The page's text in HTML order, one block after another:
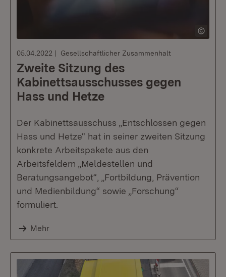
05.04.2022 Gesellschaftlicher Zusammenhalt
Zweite Sitzung des
Kabinettsausschusses gegen
Hass und Hetze
Der Kabinettsausschuss „Entschlossen gegen
Hass und Hetze“ hat in seiner zweiten Sitzung
konkrete Arbeitspakete aus den
Arbeitsfeldern „Meldestellen und
Beratungsangebot“, „Fortbildung, Prävention
und Medienbildung“ sowie „Forschung“
formuliert.
Mehr